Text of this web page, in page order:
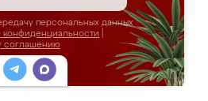
персональных данных
конфиденциальности
соглашению